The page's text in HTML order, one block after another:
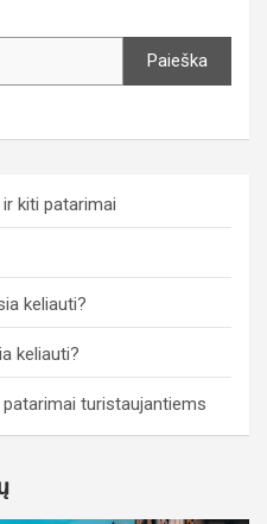
Paieška
kiti patarimai
keliauti?
keliauti?
turistaujantiems